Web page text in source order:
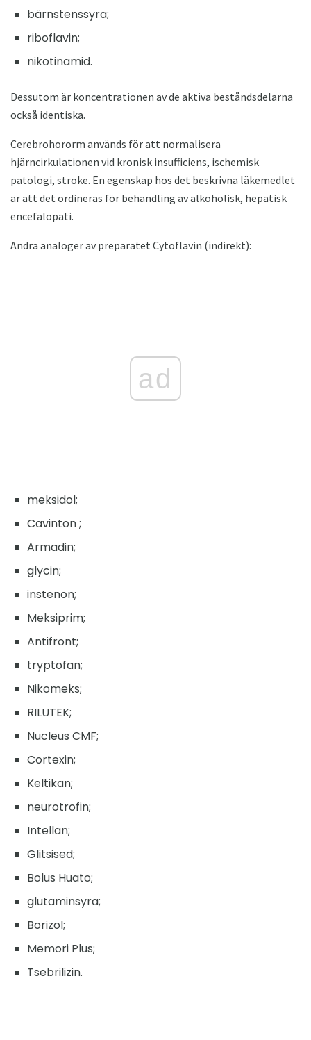
bärnstenssyra;
riboflavin;
nikotinamid.
Dessutom är koncentrationen av de aktiva beståndsdelarna
också identiska.
Cerebrohororm används för att normalisera
hjärncirkulationen vid kronisk insufficiens, ischemisk
patologi, stroke. En egenskap hos det beskrivna läkemedlet
är att det ordineras för behandling av alkoholisk, hepatisk
encefalopati.
Andra analoger av preparatet Cytoflavin (indirekt):
ad
meksidol;
Cavinton ;
Armadin;
glycin;
instenon;
Meksiprim;
Antifront;
tryptofan;
Nikomeks;
RILUTEK;
Nucleus CMF;
Cortexin;
Keltikan;
neurotrofin;
Intellan;
Glitsised;
Bolus Huato;
glutaminsyra;
Borizol;
Memori Plus;
Tsebrilizin.